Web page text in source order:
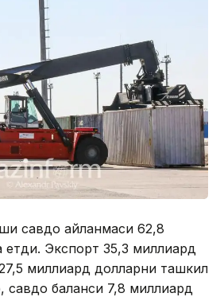
савдо айланмаси 62,8
етди. Экспорт 35,3 миллиард
миллиард долларни ташкил
савдо баланси 7,8 миллиард